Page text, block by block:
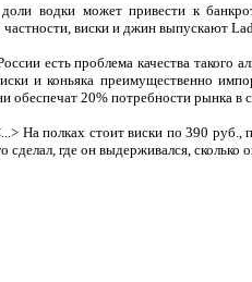
водки может привести к
виски и джин выпускают
есть проблема качества такого
и коньяка преимущественно
обеспечат 20% потребности рынка в
На полках стоит виски по 390 руб.,
сделал, где он выдерживался,